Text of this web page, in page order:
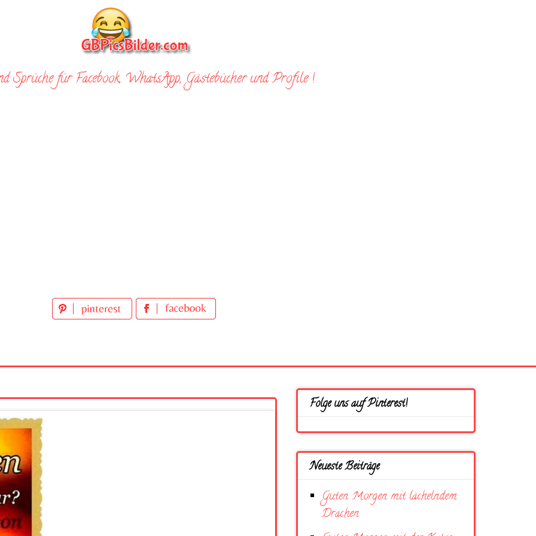
Sprüche für Facebook, WhatsApp, Gästebücher und Profile !
Folge uns auf Pinterest!
Neueste Beiträge
Guten Morgen mit lächelndem
Drachen